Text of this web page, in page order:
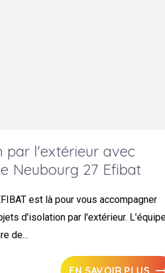
par l'extérieur avec
Neubourg 27 Efibat
est là pour vous accompagner
d'isolation par l'extérieur.
de...
EN SAVOIR PLUS